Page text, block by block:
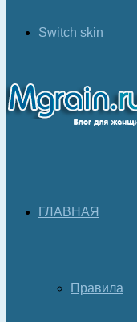
Switch skin
ГЛАВНАЯ
Правила